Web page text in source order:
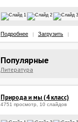
Подробнее Загрузить
Популярные
Литература
Природа и мы (4 класс)
4751 просмотр, 10 слайдов